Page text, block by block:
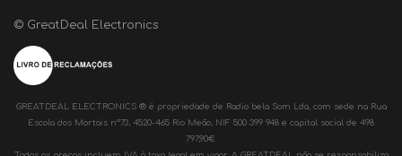
© GreatDeal Electronics
GREATDEAL ELECTRONICS ® é propriedade de Radio bela Som Lda, com sede na Rua
Escola dos Mortais nº73, 4520-465 Rio Meão, NIF 500 399 948 e capital social de 498
797,90€.